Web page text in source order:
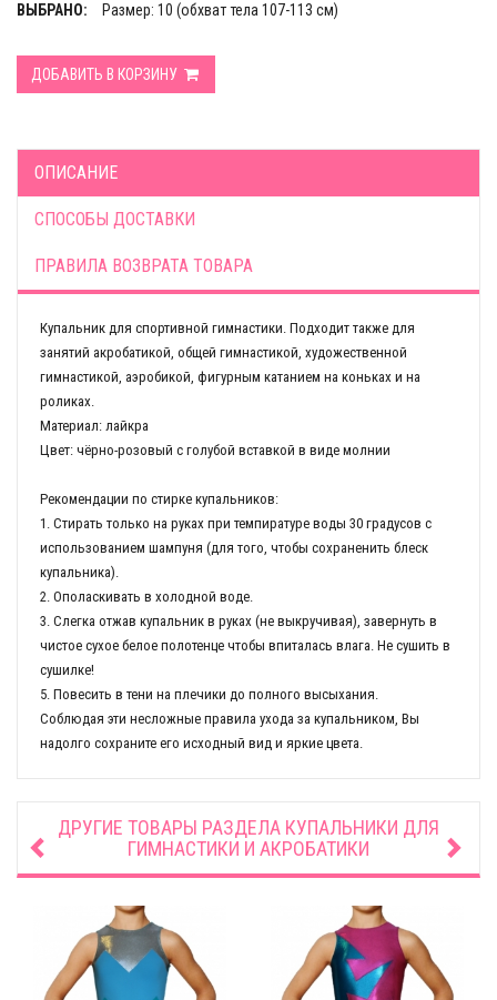
ВЫБРАНО: Размер: 10 (обхват тела 107-113 см)
ДОБАВИТЬ В КОРЗИНУ
ОПИСАНИЕ
СПОСОБЫ ДОСТАВКИ
ПРАВИЛА ВОЗВРАТА ТОВАРА
Купальник для спортивной гимнастики. Подходит также для
занятий акробатикой, общей гимнастикой, художественной
гимнастикой, аэробикой, фигурным катанием на коньках и на
роликах.
Материал: лайкра
Цвет: чёрно-розовый с голубой вставкой в виде молнии
Рекомендации по стирке купальников:
1. Стирать только на руках при темпиратуре воды 30 градусов с
использованием шампуня (для того, чтобы сохраненить блеск
купальника).
2. Ополаскивать в холодной воде.
3. Слегка отжав купальник в руках (не выкручивая), завернуть в
чистое сухое белое полотенце чтобы впиталась влага. Не сушить в
сушилке!
5. Повесить в тени на плечики до полного высыхания.
Соблюдая эти несложные правила ухода за купальником, Вы
надолго сохраните его исходный вид и яркие цвета.
ДРУГИЕ ТОВАРЫ РАЗДЕЛА КУПАЛЬНИКИ ДЛЯ
ГИМНАСТИКИ И АКРОБАТИКИ